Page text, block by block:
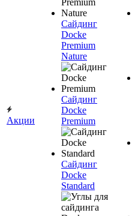
Акции
Сайдинг
Docke
Premium
Nature
Сайдинг
Docke
Premium
Сайдинг
Docke
Standard